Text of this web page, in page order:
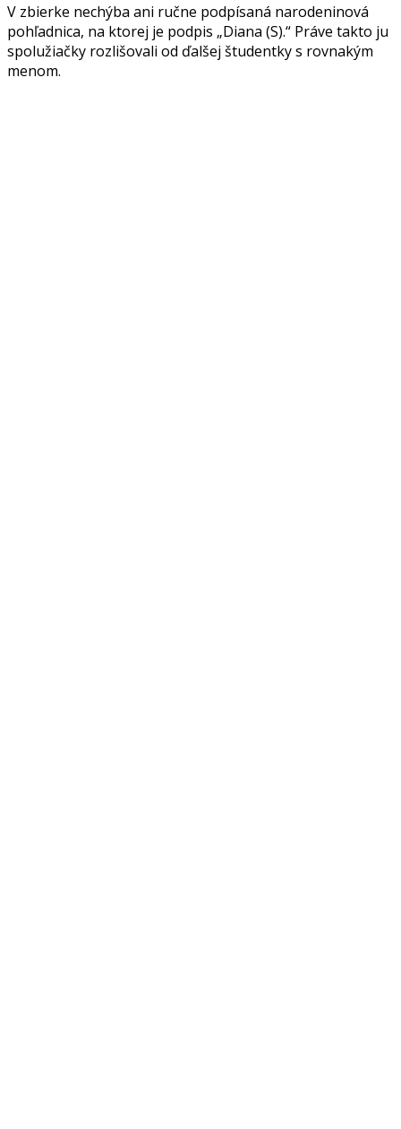
V zbierke nechýba ani ručne podpísaná narodeninová
pohľadnica, na ktorej je podpis „Diana (S).“ Práve takto ju
spolužiačky rozlišovali od ďalšej študentky s rovnakým
menom.